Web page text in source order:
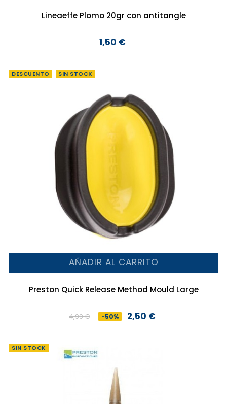
Lineaeffe Plomo 20gr con antitangle
Precio
1,50 €
DESCUENTO SIN STOCK
AÑADIR AL CARRITO
Preston Quick Release Method Mould Large
Precio
4,99 € -50%
Precio2,50 €
SIN STOCK